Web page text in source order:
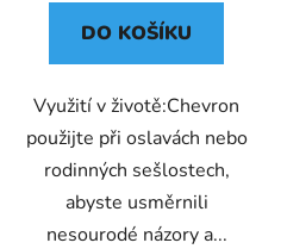
DO KOŠÍKU
Využití v životě:Chevron
použijte při oslavách nebo
rodinných sešlostech,
abyste usměrnili
nesourodé názory a...